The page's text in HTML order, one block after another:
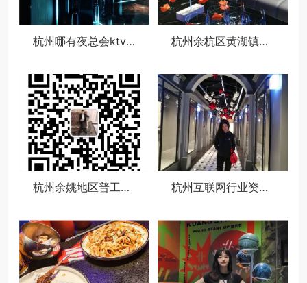
杭州哪有夜总会ktv招聘酒水促销员,ktv最容易被选中的穿搭 杭州余杭区黄湖镇附近夜场招聘商务接待,(不用订房任务)
杭州余姚地区普工文员求职招聘 杭州互联网行业资深boss找工作